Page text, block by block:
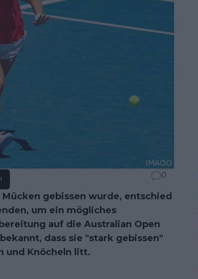
0
gebissen wurde, entschied
um ein mögliches
auf die Australian Open
dass sie "stark gebissen"
und Knöcheln litt.